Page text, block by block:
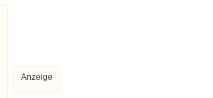
Anzeige